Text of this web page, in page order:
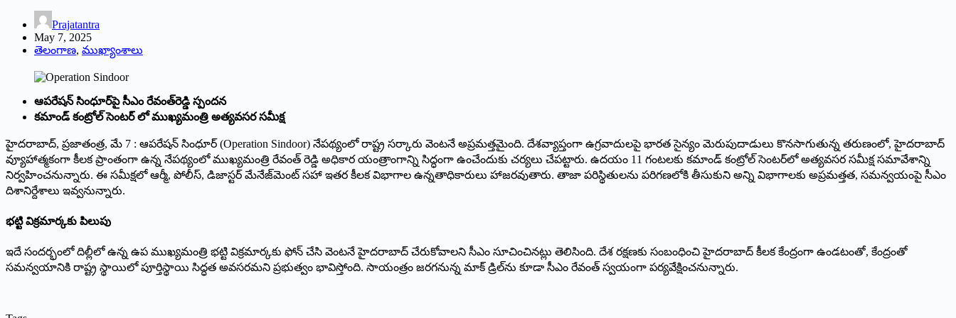
Prajatantra
May 7, 2025
తెలంగాణ, ముఖ్యాంశాలు
ఆపరేషన్‌ సింధూర్‌పై సీఎం రేవంత్‌రెడ్డి స్పందన
కమాండ్ కంట్రోల్ సెంటర్ లో ముఖ్యమంత్రి అత్యవసర సమీక్ష
హైదరాబాద్, ప్రజాతంత్ర, మే 7 : ఆపరేషన్ సింధూర్ (Operation Sindoor) నేపథ్యంలో రాష్ట్ర సర్కారు వెంటనే అప్రమత్తమైంది. దేశవ్యాప్తంగా ఉగ్రవాదులపై భారత సైన్యం మెరుపుదాడులు కొనసాగుతున్న తరుణంలో, హైదరాబాద్
వ్యూహాత్మకంగా కీలక ప్రాంతంగా ఉన్న నేపథ్యంలో ముఖ్యమంత్రి రేవంత్ రెడ్డి అధికార యంత్రాంగాన్ని సిద్ధంగా ఉంచేందుకు చర్యలు చేపట్టారు. ఉదయం 11 గంటలకు కమాండ్ కంట్రోల్ సెంటర్‌లో అత్యవసర సమీక్ష సమావేశాన్ని
నిర్వహించనున్నారు. ఈ సమీక్షలో ఆర్మీ, పోలీస్, డిజాస్టర్ మేనేజ్‌మెంట్ సహా ఇతర కీలక విభాగాల ఉన్నతాధికారులు హాజరవుతారు. తాజా పరిస్థితులను పరిగణలోకి తీసుకుని అన్ని విభాగాలకు అప్రమత్తత, సమన్వయంపై సీఎం
దిశానిర్దేశాలు ఇవ్వనున్నారు.
భట్టి విక్రమార్కకు పిలుపు
ఇదే సందర్భంలో దిల్లీలో ఉన్న ఉప ముఖ్యమంత్రి భట్టి విక్రమార్కకు ఫోన్ చేసి వెంటనే హైదరాబాద్ చేరుకోవాలని సీఎం సూచించినట్లు తెలిసింది. దేశ రక్షణకు సంబంధించి హైదరాబాద్ కీలక కేంద్రంగా ఉండటంతో, కేంద్రంతో
సమన్వయానికి రాష్ట్ర స్థాయిలో పూర్తిస్థాయి సిద్ధత అవసరమని ప్రభుత్వం భావిస్తోంది. సాయంత్రం జరగనున్న మాక్ డ్రిల్‌ను కూడా సీఎం రేవంత్ స్వయంగా పర్యవేక్షించనున్నారు.